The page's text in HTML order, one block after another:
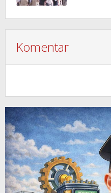
Komentar